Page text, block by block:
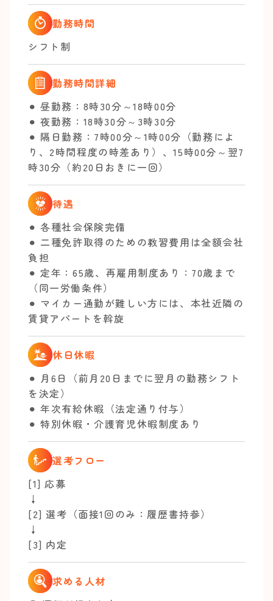
勤務時間
シフト制
勤務時間詳細
⚫︎ 昼勤務：8時30分～18時00分
⚫︎ 夜勤務：18時30分～3時30分
⚫︎ 隔日勤務：7時00分～1時00分（勤務によ
り、2時間程度の時差あり）、15時00分～翌7
時30分（約20日おきに一回）
待遇
⚫︎ 各種社会保険完備
⚫︎ 二種免許取得のための教習費用は全額会社
負担
⚫︎ 定年：65歳、再雇用制度あり：70歳まで
（同一労働条件）
⚫︎ マイカー通勤が難しい方には、本社近隣の
賃貸アパートを斡旋
休日休暇
⚫︎ 月6日（前月20日までに翌月の勤務シフト
を決定）
⚫︎ 年次有給休暇（法定通り付与）
⚫︎ 特別休暇・介護育児休暇制度あり
選考フロー
[1] 応募
↓
[2] 選考（面接1回のみ：履歴書持参）
↓
[3] 内定
求める人材